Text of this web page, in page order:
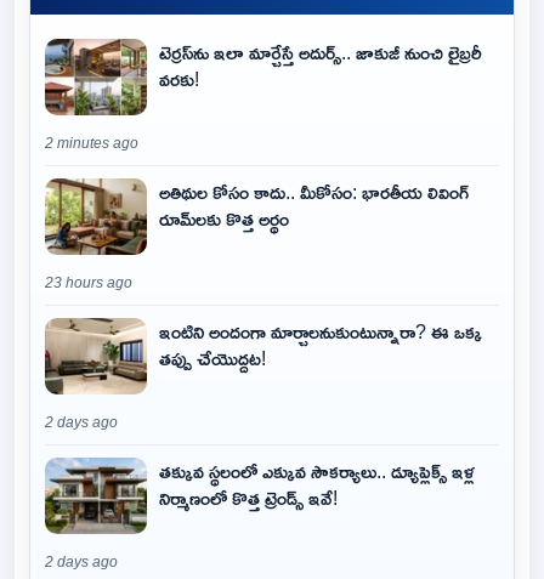
టెర్రస్‌ను ఇలా మార్చేస్తే అదుర్స్.. జాకుజీ నుంచి లైబ్రరీ
వరకు!
2 minutes ago
అతిథుల కోసం కాదు.. మీకోసం: భారతీయ లివింగ్
రూమ్‌లకు కొత్త అర్థం
23 hours ago
ఇంటిని అందంగా మార్చాలనుకుంటున్నారా? ఈ ఒక్క
తప్పు చేయొద్దట!
2 days ago
తక్కువ స్థలంలో ఎక్కువ సౌకర్యాలు.. డ్యూప్లెక్స్ ఇళ్ల
నిర్మాణంలో కొత్త ట్రెండ్స్ ఇవే!
2 days ago